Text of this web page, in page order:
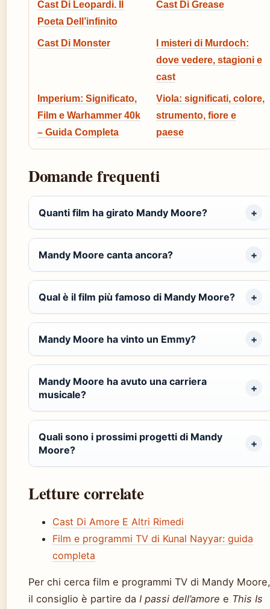
Cast Di Leopardi. Il
Poeta Dell’infinito
Cast Di Grease
Cast Di Monster
I misteri di Murdoch:
dove vedere, stagioni e
cast
Imperium: Significato,
Film e Warhammer 40k
– Guida Completa
Viola: significati, colore,
strumento, fiore e
paese
Domande frequenti
Quanti film ha girato Mandy Moore?
Mandy Moore canta ancora?
Qual è il film più famoso di Mandy Moore?
Mandy Moore ha vinto un Emmy?
Mandy Moore ha avuto una carriera
musicale?
Quali sono i prossimi progetti di Mandy
Moore?
Letture correlate
Cast Di Amore E Altri Rimedi
Film e programmi TV di Kunal Nayyar: guida
completa
Per chi cerca film e programmi TV di Mandy Moore,
il consiglio è partire da I passi dell’amore e This Is